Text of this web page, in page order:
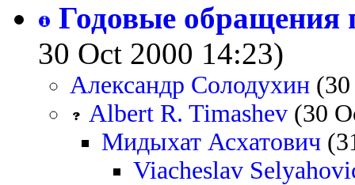
Годовые обращения
30 Oct 2000 14:23)
Александр Солодухин
Albert R. Timashev (30
Мидыхат Асхатович
Viacheslav